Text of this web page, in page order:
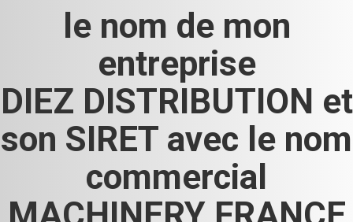
le nom de mon
entreprise
DIEZ DISTRIBUTION et
son SIRET avec le nom
commercial